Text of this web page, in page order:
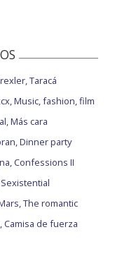
Taracá
Music, fashion, film
Más cara
Dinner party
Confessions II
The romantic
Camisa de fuerza